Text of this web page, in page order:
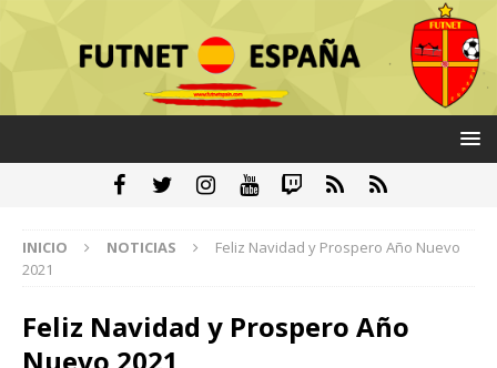
INICIO NOTICIAS
Feliz Navidad y Prospero Año Nuevo
2021
Feliz Navidad y Prospero Año
Nuevo 2021